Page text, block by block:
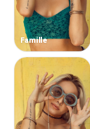
Famille